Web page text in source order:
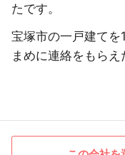
たです。
宝塚市の一戸建て
まめに連絡をもら